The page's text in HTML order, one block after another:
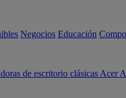
Negocios Educación
de escritorio clásicas Acer